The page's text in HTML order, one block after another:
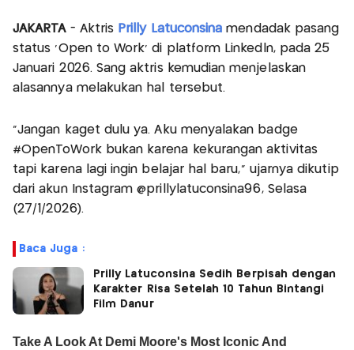
JAKARTA- Aktris Prilly Latuconsina mendadak pasang
status 'Open to Work' di platform Linkedln, pada 25
Januari 2026. Sang aktris kemudian menjelaskan
alasannya melakukan hal tersebut.
"Jangan kaget dulu ya. Aku menyalakan badge
#OpenToWork bukan karena kekurangan aktivitas
tapi karena lagi ingin belajar hal baru," ujarnya dikutip
dari akun Instagram @prillylatuconsina96, Selasa
(27/1/2026).
Baca Juga :
Prilly Latuconsina Sedih Berpisah dengan
Karakter Risa Setelah 10 Tahun Bintangi
Film Danur